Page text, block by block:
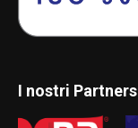
I nostri Partners